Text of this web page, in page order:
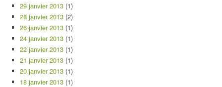
29 janvier 2013 (1)
28 janvier 2013 (2)
26 janvier 2013 (1)
24 janvier 2013 (1)
22 janvier 2013 (1)
21 janvier 2013 (1)
20 janvier 2013 (1)
18 janvier 2013 (1)